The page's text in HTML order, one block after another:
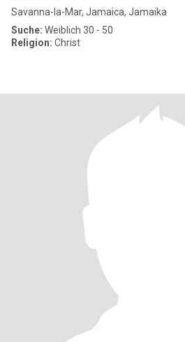
Savanna-la-Mar, Jamaica, Jamaika
Suche: Weiblich 30 - 50
Religion: Christ